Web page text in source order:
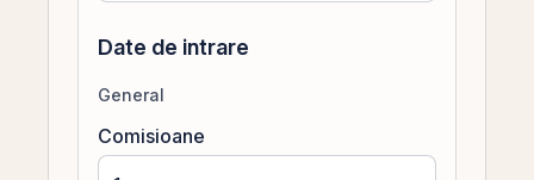
Date de intrare
General
Comisioane